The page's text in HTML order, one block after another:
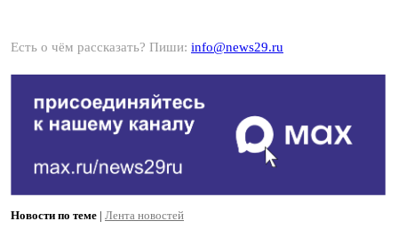
Есть о чём рассказать? Пиши: info@news29.ru
Новости по теме | Лента новостей